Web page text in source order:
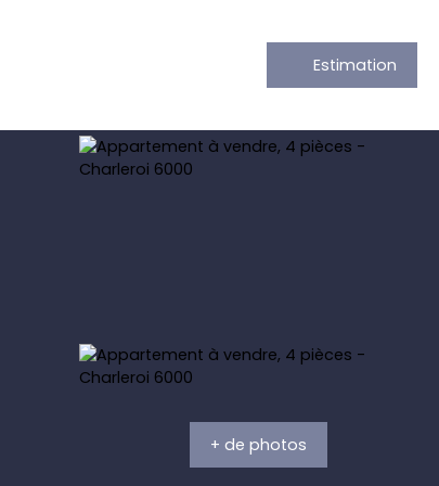
Estimation
+ de photos